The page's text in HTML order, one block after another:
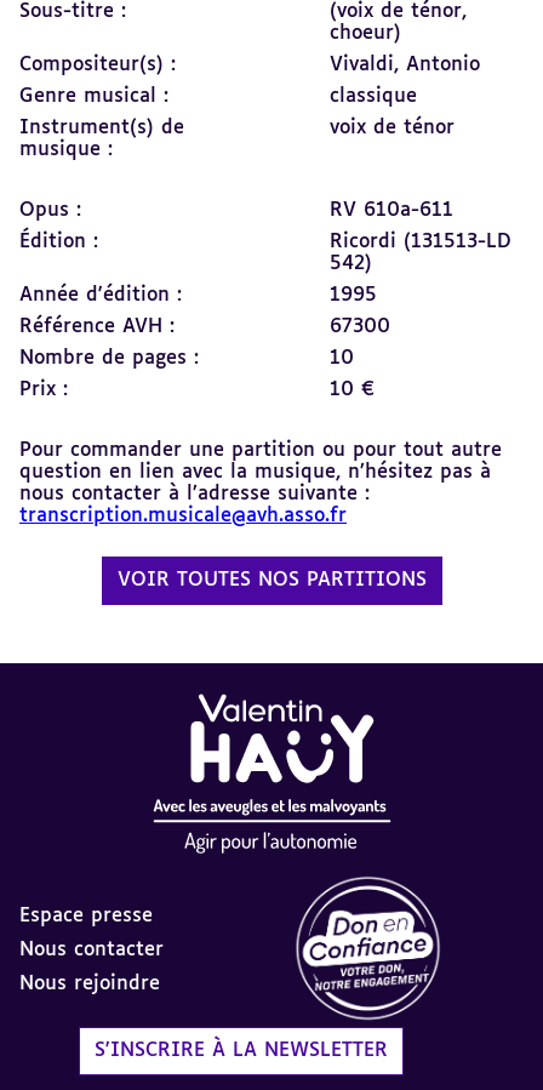
Sous-titre :
(voix de ténor,
choeur)
Compositeur(s) :
Vivaldi, Antonio
Genre musical :
classique
Instrument(s) de
musique :
voix de ténor
Opus :
RV 610a-611
Édition :
Ricordi (131513-LD
542)
Année d'édition :
1995
Référence AVH :
67300
Nombre de pages :
10
Prix :
10 €
Pour commander une partition ou pour tout autre
question en lien avec la musique, n’hésitez pas à
nous contacter à l’adresse suivante :
transcription.musicale@avh.asso.fr
VOIR TOUTES NOS PARTITIONS
Espace presse
Nous contacter
Nous rejoindre
S'INSCRIRE À LA NEWSLETTER